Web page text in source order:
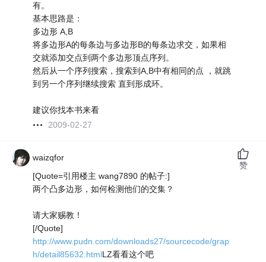
有。
基本思路是：
多边形 A,B
将多边形A的每条边与多边形B的每条边求交，如果相
交就添加交点到两个多边形顶点序列。
然后从一个序列搜索，搜索到A,B中有相同的点 ，就跳
到另一个序列继续搜索 直到形成环。
建议你找本书来看
2009-02-27
waizqfor
[Quote=引用楼主 wang7890 的帖子:]
两个凸多边形，如何检测他们的交集？
请大家赐教！
[/Quote]
http://www.pudn.com/downloads27/sourcecode/grap
h/detail85632.htmlLZ看看这个吧
赞